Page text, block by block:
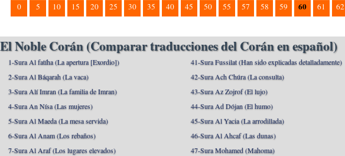
0 5 10 15 20 25 30 35 40 45 50 55 57 58 59 60 61 62
El Noble Corán (Comparar traducciones del Corán en español)
1-Sura Al fatíha (La apertura [Exordio])
2-Sura Al Báqarah (La vaca)
3-Sura Alí Imran (La familia de Imran)
4-Sura An Nísa (Las mujeres)
5-Sura Al Maeda (La mesa servida)
6-Sura Al Anam (Los rebaños)
7-Sura Al Araf (Los lugares elevados)
41-Sura Fussilat (Han sido explicadas detalladamente)
42-Sura Ach Chúra (La consulta)
43-Sura Az Zojrof (El lujo)
44-Sura Ad Dójan (El humo)
45-Sura Al Yacia (La arrodillada)
46-Sura Al Ahcaf (Las dunas)
47-Sura Mohamed (Mahoma)